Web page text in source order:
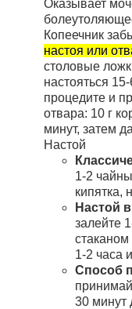
Оказывает
Копеечник
настоя или
столовые
настояться
процедите и
отвара: 10 г
минут, затем
Настой
1-2
кипятка,
Настой
залейте
стаканом
1-2 часа
Способ
30 минут